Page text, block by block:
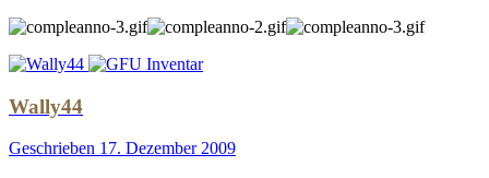
Wally44
Geschrieben 17. Dezember 2009